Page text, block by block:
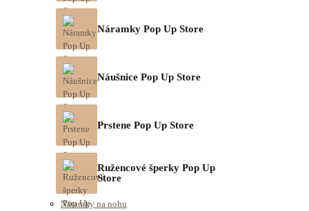
Náramky Pop Up Store
Náušnice Pop Up Store
Prstene Pop Up Store
Ružencové šperky Pop Up
Store
Náramky na nohu